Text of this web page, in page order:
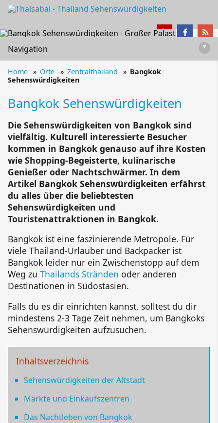
Navigation ▾
Home Orte Zentralthailand
Bangkok
Sehenswürdigkeiten
Bangkok Sehenswürdigkeiten
Die Sehenswürdigkeiten von Bangkok sind
vielfältig. Kulturell interessierte Besucher
kommen in Bangkok genauso auf ihre Kosten
wie Shopping-Begeisterte, kulinarische
Genießer oder Nachtschwärmer. In dem
Artikel Bangkok Sehenswürdigkeiten erfährst
du alles über die beliebtesten
Sehenswürdigkeiten und
Touristenattraktionen in Bangkok.
Bangkok ist eine faszinierende Metropole. Für
viele Thailand-Urlauber und Backpacker ist
Bangkok leider nur ein Zwischenstopp auf dem
Weg zu Thailands Stränden oder anderen
Destinationen in Südostasien.
Falls du es dir einrichten kannst, solltest du dir
mindestens 2-3 Tage Zeit nehmen, um Bangkoks
Sehenswürdigkeiten aufzusuchen.
Inhaltsverzeichnis
Sehenswürdigkeiten der Altstadt
Märkte und Einkaufszentren
Das Nachtleben von Bangkok